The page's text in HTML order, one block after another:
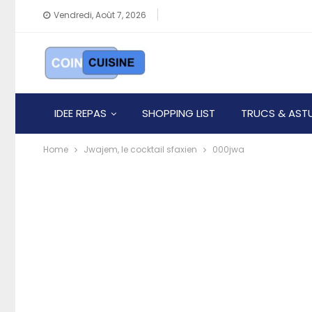
Vendredi, Août 7, 2026
IDEE REPAS SHOPPING LIST TRUCS &
Home Jwajem, le cocktail sfaxien 000jwa